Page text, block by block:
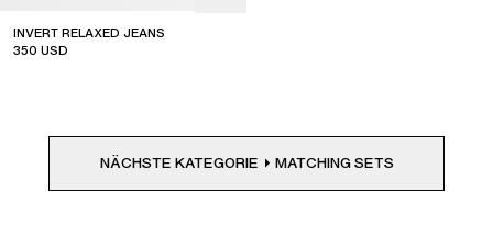
INVERT RELAXED JEANS
350 USD
NÄCHSTE KATEGORIE MATCHING SETS